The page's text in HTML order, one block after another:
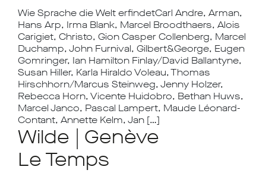
Wie Sprache die Welt erfindetCarl Andre, Arman,
Hans Arp, Irma Blank, Marcel Broodthaers, Alois
Carigiet, Christo, Gion Casper Collenberg, Marcel
Duchamp, John Furnival, Gilbert&George, Eugen
Gomringer, Ian Hamilton Finlay/David Ballantyne,
Susan Hiller, Karla Hiraldo Voleau, Thomas
Hirschhorn/Marcus Steinweg, Jenny Holzer,
Rebecca Horn, Vicente Huidobro, Bethan Huws,
Marcel Janco, Pascal Lampert, Maude Léonard-
Contant, Annette Kelm, Jan […]
Wilde | Genève
Le Temps